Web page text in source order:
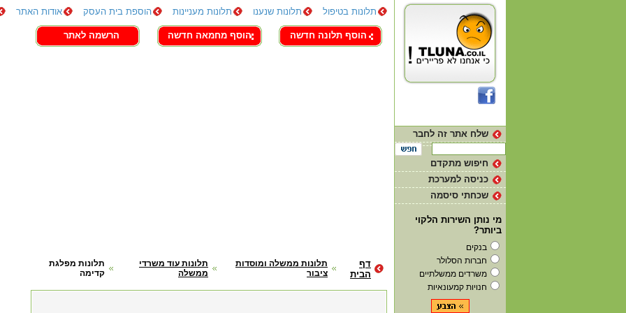
תלונות בטיפול תלונות שנענו תלונות מעניינות הוספת בית העסק אודות האתר
צור קשר
הוסף תלונה חדשה הוסף מחמאה חדשה הרשמה לאתר
תלונות מפלגת
קדימה
תלונות עוד משרדי
ממשלה
תלונות ממשלה ומוסדות
ציבור
דף
הבית
שלח אתר זה לחבר
חיפוש מתקדם
כניסה למערכת
שכחתי סיסמה
מי נותן השירות הלקוי
ביותר?
בנקים
חברות הסלולר
משרדים ממשלתיים
חנויות קמעונאיות